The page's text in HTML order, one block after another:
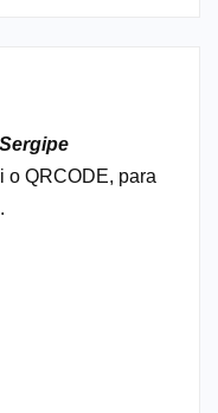
o QRCODE, para